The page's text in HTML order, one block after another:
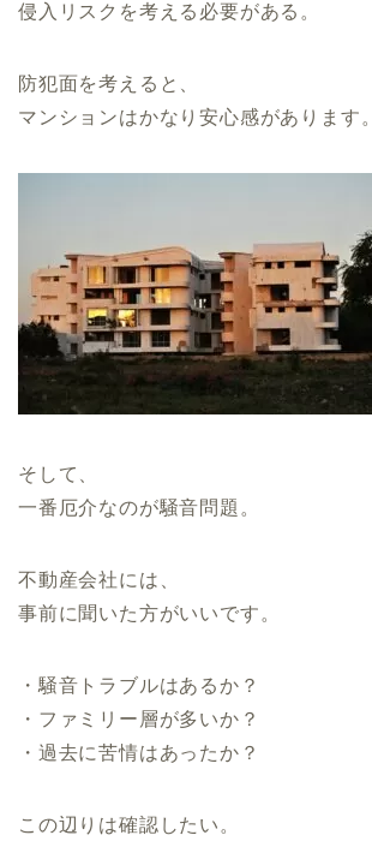
侵入リスクを考える必要がある。
防犯面を考えると、
マンションはかなり安心感があります。
そして、
一番厄介なのが騒音問題。
不動産会社には、
事前に聞いた方がいいです。
・騒音トラブルはあるか？
・ファミリー層が多いか？
・過去に苦情はあったか？
この辺りは確認したい。